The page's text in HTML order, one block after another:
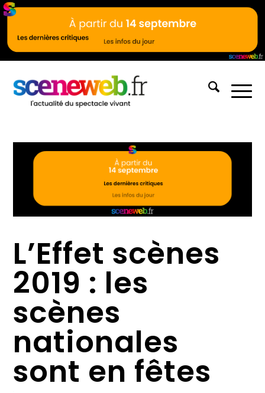
L’Effet scènes
2019 : les
scènes
nationales
sont en fêtes